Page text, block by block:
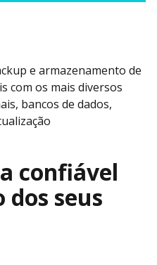
e armazenamento de
com os mais diversos
bancos de dados,
confiável
seus